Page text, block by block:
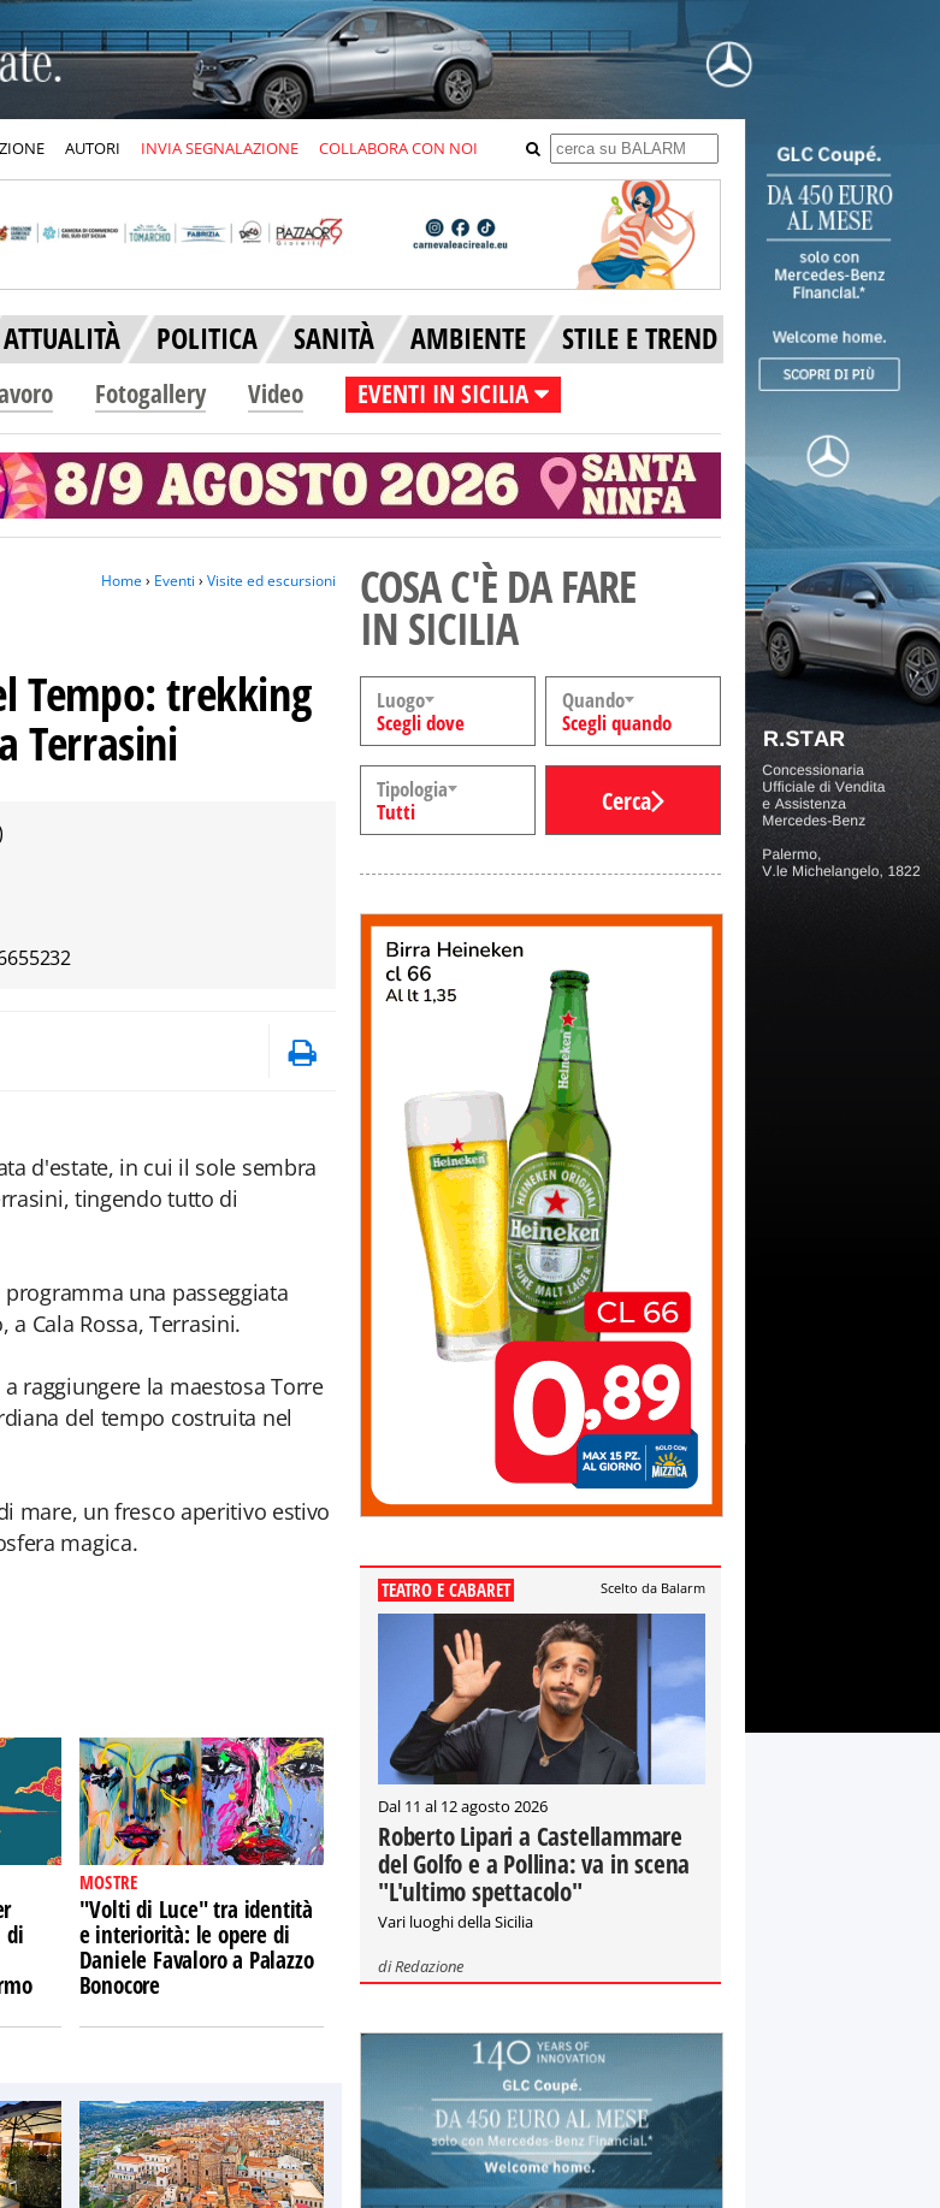
AUTORI INVIA SEGNALAZIONE COLLABORA CON NOI
ATTUALITÀ POLITICA SANITÀ AMBIENTE STILE E TREND
Fotogallery Video EVENTI IN SICILIA
Home› Eventi › Visite ed escursioni
Tempo: trekking
Terrasini
d'estate, in cui il sole sembra
tingendo tutto di
una passeggiata
Cala Rossa, Terrasini.
raggiungere la maestosa Torre
del tempo costruita nel
mare, un fresco aperitivo estivo
magica.
di
MOSTRE
"Volti di Luce" tra identità
e interiorità: le opere di
Daniele Favaloro a Palazzo
Bonocore
COSA C'È DA FARE
IN SICILIA
Luogo
Scegli dove
Quando
Scegli quando
Tipologia
Tutti
Cerca
TEATRO E CABARET Scelto da Balarm
Dal 11 al 12 agosto 2026
Roberto Lipari a Castellammare
del Golfo e a Pollina: va in scena
"L'ultimo spettacolo"
Vari luoghi della Sicilia
diRedazione